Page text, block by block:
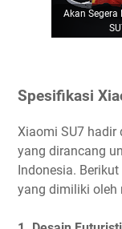
Akan
Spesifikasi
Xiaomi SU7 hadir
yang dirancang
Indonesia.
yang dimiliki oleh